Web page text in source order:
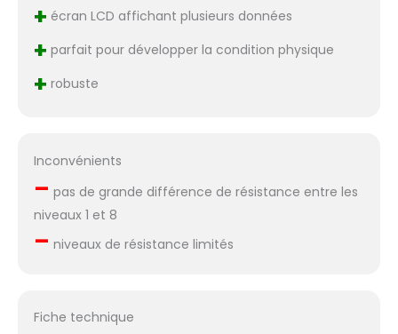
+ écran LCD affichant plusieurs données
+ parfait pour développer la condition physique
+ robuste
Inconvénients
– pas de grande différence de résistance entre les
niveaux 1 et 8
– niveaux de résistance limités
Fiche technique